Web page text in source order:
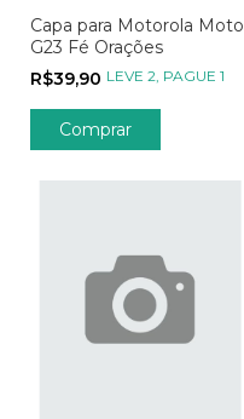
Capa para Motorola Moto
G23 Fé Orações
R$39,90 LEVE 2, PAGUE 1
Comprar